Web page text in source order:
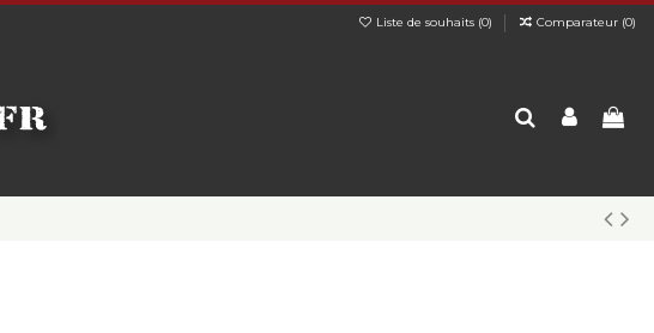
Liste de souhaits (0) Comparateur (0)